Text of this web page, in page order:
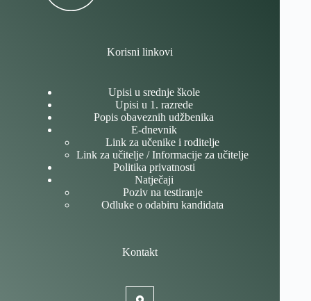
Korisni linkovi
Upisi u srednje škole
Upisi u 1. razrede
Popis obaveznih udžbenika
E-dnevnik
Link za učenike i roditelje
Link za učitelje / Informacije za učitelje
Politika privatnosti
Natječaji
Poziv na testiranje
Odluke o odabiru kandidata
Kontakt